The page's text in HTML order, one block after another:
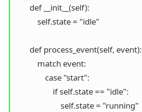
       def __init__(self):
           self.state = "idle"
       def process_event(self, event):
           match event:
               case "start":
                   if self.state == "idle":
                       self.state = "running"